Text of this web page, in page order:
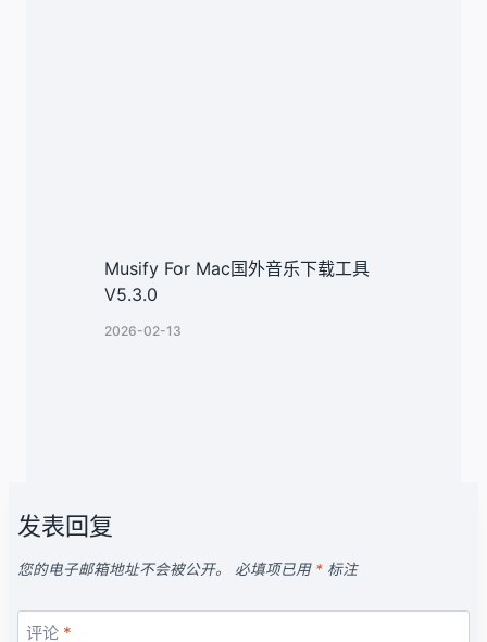
Musify For Mac国外音乐下载工具
V5.3.0
2026-02-13
发表回复
您的电子邮箱地址不会被公开。 必填项已用 * 标注
评论 *